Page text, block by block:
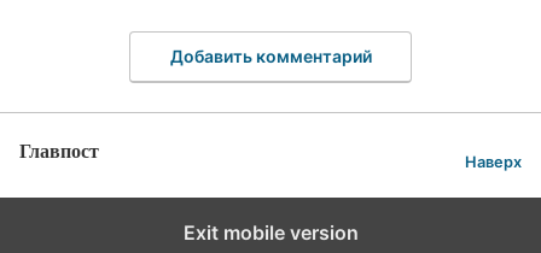
Добавить комментарий
Главпост Наверх
Exit mobile version